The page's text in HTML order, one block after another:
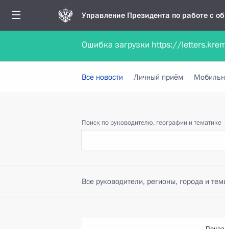
Управление Президента по работе с
Обратиться в форме электронного
Все новости Личный приём
Поиск по руководителю, географии и тематике
Все руководители, регионы, города и
Ошибка загрузки https://